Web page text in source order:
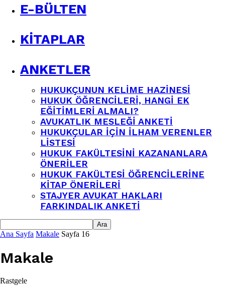
E-BÜLTEN
KITAPLAR
ANKETLER
HUKUKÇUNUN KELIME HAZINESI
HUKUK ÖĞRENCILERI, HANGI EK
EĞITIMLERI ALMALI?
AVUKATLIK MESLEĞI ANKETI
HUKUKÇULAR IÇIN İLHAM VERENLER
LISTESI
HUKUK FAKÜLTESINI KAZANANLARA
ÖNERILER
HUKUK FAKÜLTESI ÖĞRENCILERINE
KITAP ÖNERILERI
STAJYER AVUKAT HAKLARI
FARKINDALIK ANKETI
Ana Sayfa Makale Sayfa 16
Makale
Rastgele